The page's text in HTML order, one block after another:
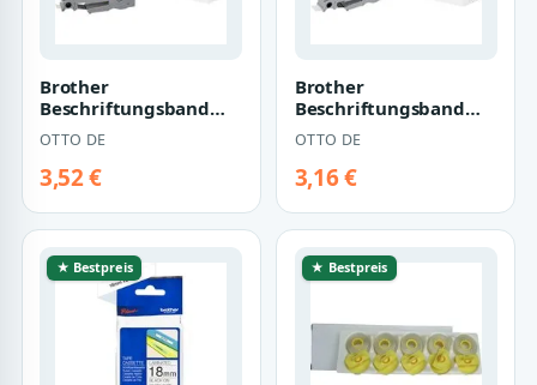
Brother
Beschriftungsband
Schriftband wie
Brother TZe-221
9mmx8m schwa…
OTTO DE
3,52 €
Brother
Beschriftungsband
Schriftband wie
Brother TZe-231
12mmx8m schw…
OTTO DE
3,16 €
★ Bestpreis ★ Bestpreis